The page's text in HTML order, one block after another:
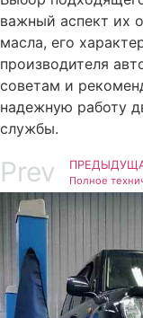
важный аспект их
масла, его
производителя
советам и
надежную работу
службы.
Prev